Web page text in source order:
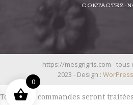
CONTACTEZ-
https://mesgrigris.com -
2023 - Design :
Toutes les commandes seront
0